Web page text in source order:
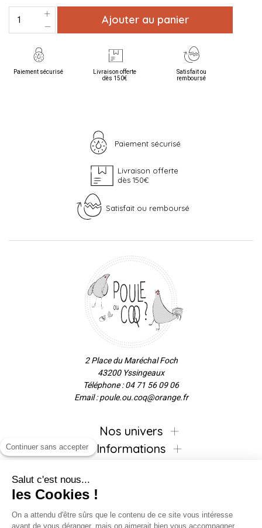
Ajouter au panier
Paiement sécurisé
Livraison offerte
dès 150€
Satisfait ou
remboursé
Paiement sécurisé
Livraison offerte
dès 150€
Satisfait ou remboursé
2 Place du Maréchal Foch
43200 Yssingeaux
Téléphone : 04 71 56 09 06
Email : poule.ou.coq@orange.fr
Nos univers
Informations
Inscrivez-vous à la newsletter !
Continuer sans accepter
Salut c'est nous...
les Cookies !
On a attendu d'être sûrs que le contenu de ce site vous intéresse
avant de vous déranger, mais on aimerait bien vous accompagner